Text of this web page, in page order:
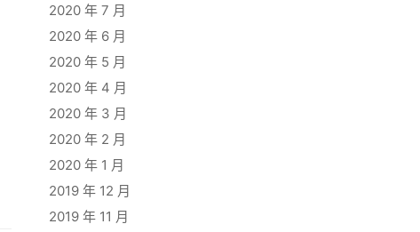
2020 年 7 月
2020 年 6 月
2020 年 5 月
2020 年 4 月
2020 年 3 月
2020 年 2 月
2020 年 1 月
2019 年 12 月
2019 年 11 月